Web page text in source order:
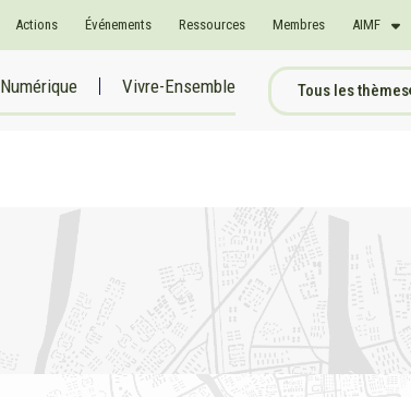
Actions Événements Ressources Membres AIMF
Numérique Vivre-Ensemble Tous les thèmes